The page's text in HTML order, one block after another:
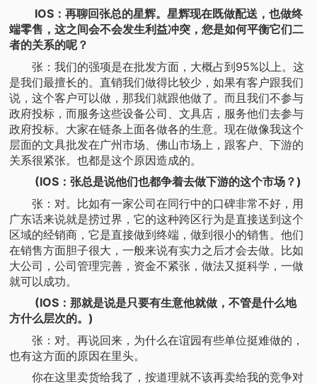
IOS：再聊回张总的星辉。星辉现在既做配送，也做终
端零售，这之间会不会发生利益冲突，您是如何平衡它们二
者的关系的呢？
张：我们的强项是在批发方面，大概占到95%以上。这
是我们最擅长的。直销我们做得比较少，如果有客户跟我们
说，这个客户可以做，那我们就跟他做了。而且我们不参与
政府投标，而服务这些设备公司、文具店，服务他们去参与
政府投标。大家在链条上面各做各的生意。现在做像我这个
层面的文具批发在广州市场、佛山市场上，跟客户、下游的
关系很紧张。也都是这个原因造成的。
(IOS：张总是说他们也都争着去做下游的这个市场？)
张：对。比如有一家公司在同行中的口碑非常不好，用
广东话来说就是捞过界，它的这种跨区行为是直接送到这个
区域的经销商，它是直接做到终端，做到很小的销售。他们
在销售方面胆子很大，一般来说有实力之后才会去做。比如
大公司，公司管理完善，资金不紧张，做法又挺科学，一做
就可以成功。
(IOS：那就是说是只要有生意他就做，不管是什么地
方什么层次的。)
张：对。再说回来，为什么在谊园有些单位挺难做的，
也有这方面的原因在里头。
你在这里卖货给我了，按道理就不该再卖给我的竞争对